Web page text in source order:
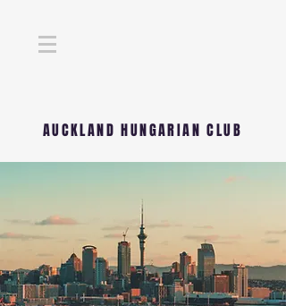
AUCKLAND HUNGARIAN CLUB